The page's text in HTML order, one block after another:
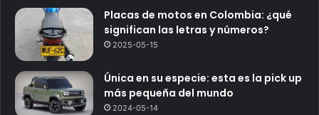
Placas de motos en Colombia: ¿qué
significan las letras y números?
2025-05-15
Única en su especie: esta es la pick up
más pequeña del mundo
2024-05-14